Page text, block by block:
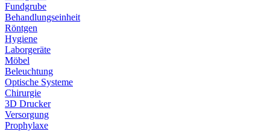
Fundgrube
Behandlungseinheit
Röntgen
Hygiene
Laborgeräte
Möbel
Beleuchtung
Optische Systeme
Chirurgie
3D Drucker
Versorgung
Prophylaxe